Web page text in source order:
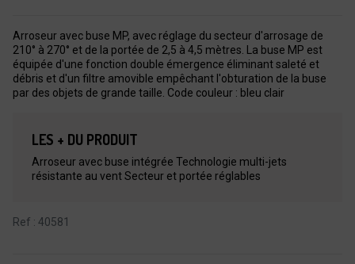
Arroseur avec buse MP, avec réglage du secteur d'arrosage de
210° à 270° et de la portée de 2,5 à 4,5 mètres. La buse MP est
équipée d'une fonction double émergence éliminant saleté et
débris et d'un filtre amovible empêchant l'obturation de la buse
par des objets de grande taille. Code couleur : bleu clair
LES + DU PRODUIT
Arroseur avec buse intégrée Technologie multi-jets
résistante au vent Secteur et portée réglables
Ref : 40581